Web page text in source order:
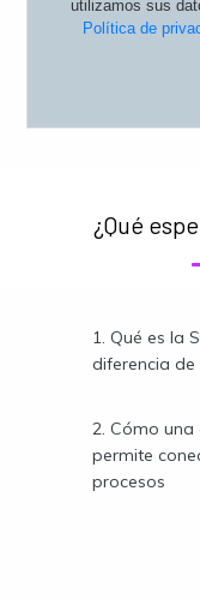
utilizamos sus
Política de
¿Qué
1. Qué es la
diferencia
2. Cómo
permite
procesos